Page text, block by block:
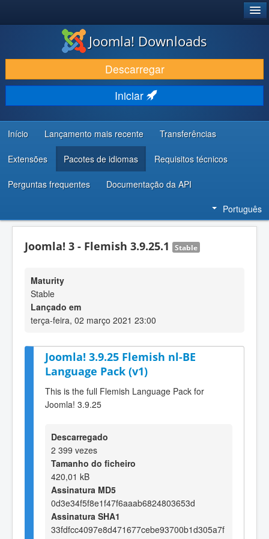
DESCARREGAR E EVOLUIR
DESCOBRIR E APRENDER
COMUNIDADE E SUPORTE
RECURSOS PARA PROGRAMADORES
Joomla! Downloads
Descarregar
Iniciar
Início Lançamento mais recente Transferências
Extensões Pacotes de idiomas Requisitos técnicos
Perguntas frequentes Documentação da API
Português
Joomla! 3 - Flemish 3.9.25.1 Stable
Maturity
Stable
Lançado em
terça-feira, 02 março 2021 23:00
Joomla! 3.9.25 Flemish nl-BE
Language Pack (v1)
This is the full Flemish Language Pack for
Joomla! 3.9.25
Descarregado
2 399 vezes
Tamanho do ficheiro
420,01 kB
Assinatura MD5
0d3e34f5f8e1f47f6aaab6824803653d
Assinatura SHA1
33fdfcc4097e8d471677cebe93700b1d305a7f